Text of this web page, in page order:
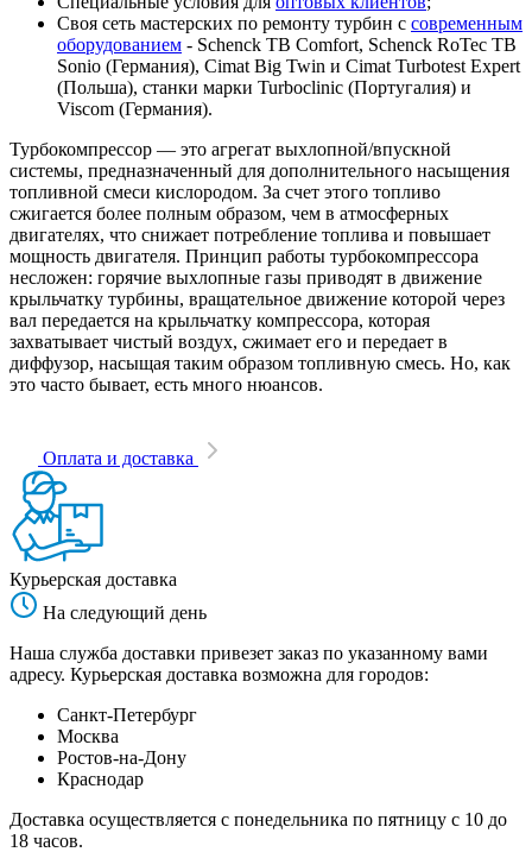
Своя сеть мастерских по ремонту турбин с современным
оборудованием - Schenck TB Comfort, Schenck RoTec TB
Sonio (Германия), Cimat Big Twin и Cimat Turbotest Expert
(Польша), станки марки Turboclinic (Португалия) и
Viscom (Германия).
Турбокомпрессор — это агрегат выхлопной/впускной
системы, предназначенный для дополнительного насыщения
топливной смеси кислородом. За счет этого топливо
сжигается более полным образом, чем в атмосферных
двигателях, что снижает потребление топлива и повышает
мощность двигателя. Принцип работы турбокомпрессора
несложен: горячие выхлопные газы приводят в движение
крыльчатку турбины, вращательное движение которой через
вал передается на крыльчатку компрессора, которая
захватывает чистый воздух, сжимает его и передает в
диффузор, насыщая таким образом топливную смесь. Но, как
это часто бывает, есть много нюансов.
Оплата и доставка
Курьерская доставка
На следующий день
Наша служба доставки привезет заказ по указанному вами
адресу. Курьерская доставка возможна для городов:
Санкт-Петербург
Москва
Ростов-на-Дону
Краснодар
Доставка осуществляется с понедельника по пятницу с 10 до
18 часов.